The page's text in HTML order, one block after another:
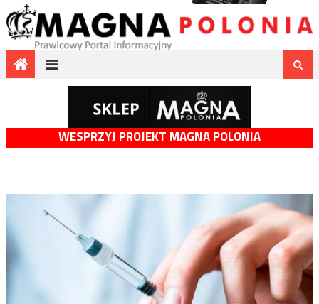
WESPRZYJ PROJEKT MAGNA POLONIA